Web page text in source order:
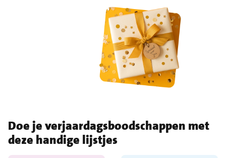
Doe je verjaardagsboodschappen met
deze handige lijstjes